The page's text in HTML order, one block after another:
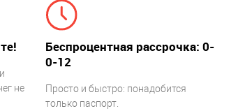
не
Беспроцентная рассрочка: 0-
0-12
Просто и быстро: понадобится
только паспорт.